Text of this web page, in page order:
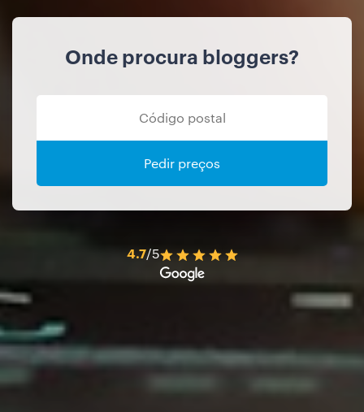
Onde procura bloggers?
Pedir preços
4.7/5